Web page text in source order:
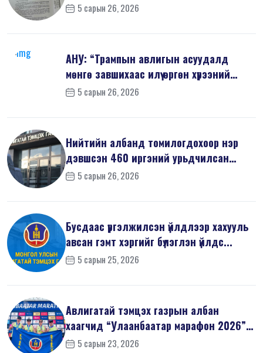
5 сарын 26, 2026
АНУ: “Трампын авлигын асуудалд
мөнгө завшихаас илүү өргөн хүрээний
шин...
5 сарын 26, 2026
Нийтийн албанд томилогдохоор нэр
дэвшсэн 460 иргэний урьдчилсан
мэдүүл...
5 сарын 26, 2026
Бусдаас үргэлжилсэн үйлдлээр хахууль
авсан гэмт хэргийг бүлэглэн үйлдс...
5 сарын 25, 2026
Авлигатай тэмцэх газрын албан
хаагчид “Улаанбаатар марафон 2026”-
д оро...
5 сарын 23, 2026